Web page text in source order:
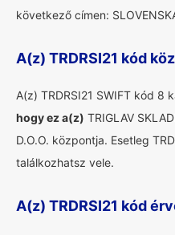
következő címen:
A(z) TRDRSI21 kód
A(z) TRDRSI21 SWIFT kód 8
hogy ez a(z) TRIGLAV
D.O.O. központja. Esetleg
találkozhatsz vele.
A(z) TRDRSI21 kód